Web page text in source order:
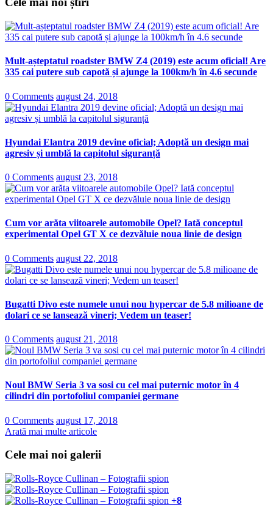
Mult-așteptatul roadster BMW Z4 (2019) este acum oficial! Are
335 cai putere sub capotă și ajunge la 100km/h în 4.6 secunde
0 Comments august 24, 2018
Hyundai Elantra 2019 devine oficial; Adoptă un design mai
agresiv și umblă la capitolul siguranță
0 Comments august 23, 2018
Cum vor arăta viitoarele automobile Opel? Iată conceptul
experimental Opel GT X ce dezvăluie noua linie de design
0 Comments august 22, 2018
Bugatti Divo este numele unui nou hypercar de 5.8 milioane de
dolari ce se lansează vineri; Vedem un teaser!
0 Comments august 21, 2018
Noul BMW Seria 3 va sosi cu cel mai puternic motor în 4
cilindri din portofoliul companiei germane
0 Comments august 17, 2018
Arată mai multe articole
Cele mai noi galerii
+8